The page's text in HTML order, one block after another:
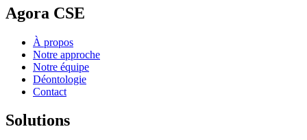
Agora CSE
À propos
Notre approche
Notre équipe
Déontologie
Contact
Solutions